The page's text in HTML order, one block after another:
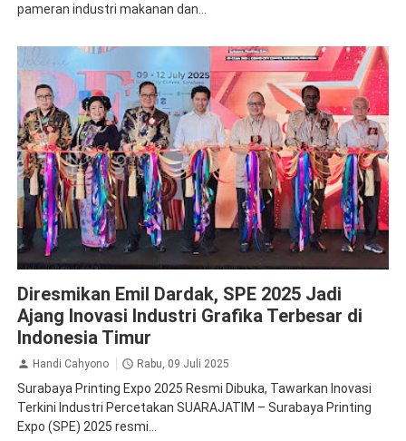
pameran industri makanan dan...
Diresmikan Emil Dardak, SPE 2025 Jadi
Ajang Inovasi Industri Grafika Terbesar di
Indonesia Timur
Handi Cahyono Rabu, 09 Juli 2025
Surabaya Printing Expo 2025 Resmi Dibuka, Tawarkan Inovasi
Terkini Industri Percetakan SUARAJATIM – Surabaya Printing
Expo (SPE) 2025 resmi...